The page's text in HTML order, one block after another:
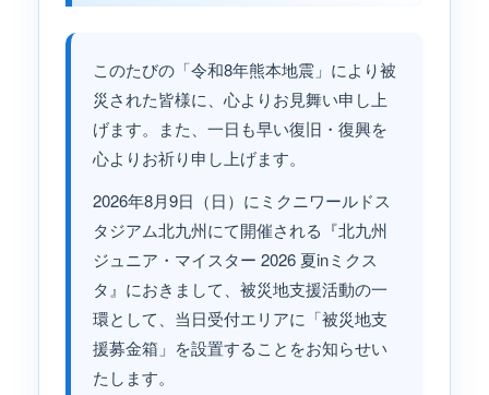
このたびの「令和8年熊本地震」により被
災された皆様に、心よりお見舞い申し上
げます。また、一日も早い復旧・復興を
心よりお祈り申し上げます。
2026年8月9日（日）にミクニワールドス
タジアム北九州にて開催される『北九州
ジュニア・マイスター 2026 夏inミクス
タ』におきまして、被災地支援活動の一
環として、当日受付エリアに「被災地支
援募金箱」を設置することをお知らせい
たします。